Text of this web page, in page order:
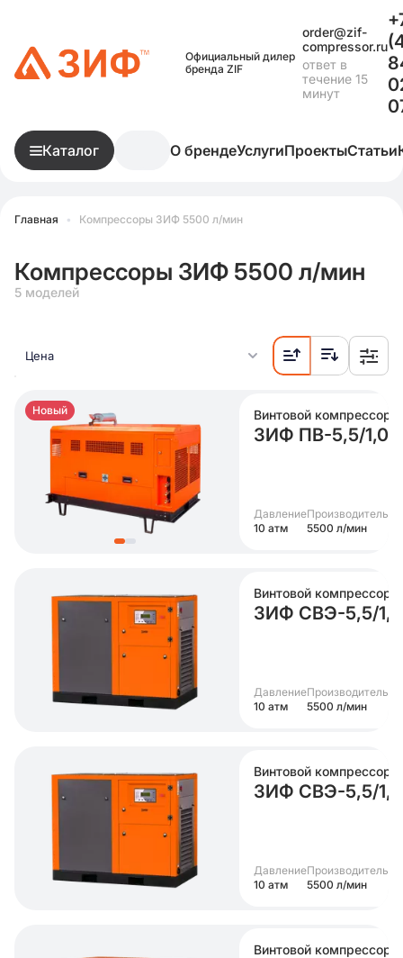
Официальный дилер
бренда ZIF
order@zif-
compressor.ru
ответ в
течение 15
минут
Каталог О брендеУслугиПроектыСтатьи
Главная • Компрессоры ЗИФ 5500 л/мин
Компрессоры ЗИФ 5500 л/мин
5 моделей
Цена
Новый Винтовой компрессор
ЗИФ ПВ-5,5/1,0 F
Давление
10 атм
5500 л/мин
Винтовой компрессор
ЗИФ СВЭ-5,5/
Давление
10 атм
5500 л/мин
Винтовой компрессор
ЗИФ СВЭ-5,5/
Давление
10 атм
5500 л/мин
Винтовой компрессор